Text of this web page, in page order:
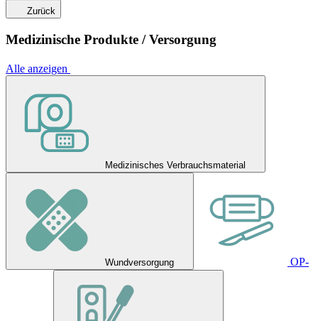
Zurück
Medizinische Produkte / Versorgung
Alle anzeigen
Medizinisches Verbrauchsmaterial
Wundversorgung OP-